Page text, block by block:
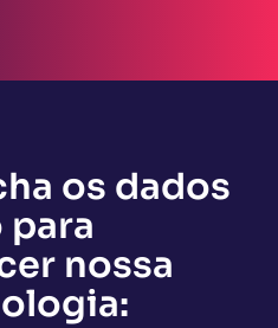
os dados
para
nossa